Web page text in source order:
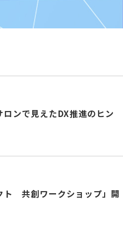
ンで見えたDX推進のヒン
ト 共創ワークショップ」開